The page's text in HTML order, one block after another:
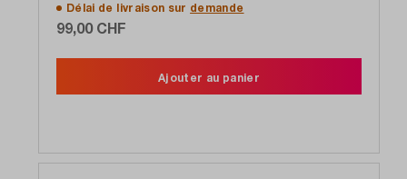
Délai de livraison sur demande
99,00 CHF
Ajouter au panier